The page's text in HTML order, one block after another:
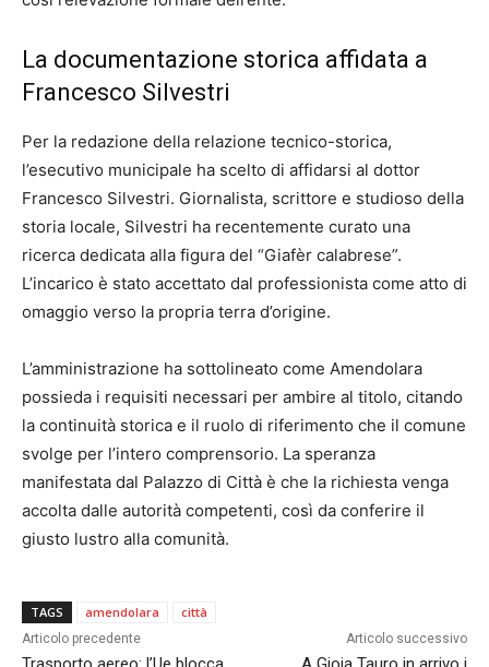
La documentazione storica affidata a
Francesco Silvestri
Per la redazione della relazione tecnico-storica,
l’esecutivo municipale ha scelto di affidarsi al dottor
Francesco Silvestri. Giornalista, scrittore e studioso della
storia locale, Silvestri ha recentemente curato una
ricerca dedicata alla figura del “Giafèr calabrese”.
L’incarico è stato accettato dal professionista come atto di
omaggio verso la propria terra d’origine.
L’amministrazione ha sottolineato come Amendolara
possieda i requisiti necessari per ambire al titolo, citando
la continuità storica e il ruolo di riferimento che il comune
svolge per l’intero comprensorio. La speranza
manifestata dal Palazzo di Città è che la richiesta venga
accolta dalle autorità competenti, così da conferire il
giusto lustro alla comunità.
TAGS amendolara città
Articolo precedente Articolo successivo